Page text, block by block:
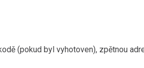
(pokud byl vyhotoven), zpětnou